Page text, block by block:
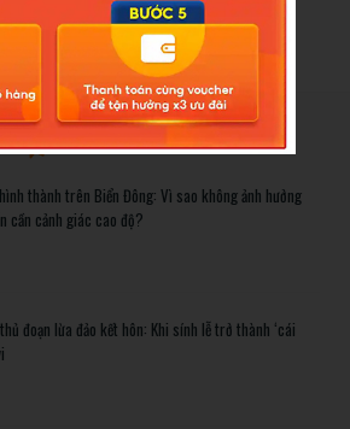
New Posts
thành trên Biển Đông: Vì sao không ảnh hưởng
cần cảnh giác cao độ?
đoạn lừa đảo kết hôn: Khi sính lễ trở thành ‘cái